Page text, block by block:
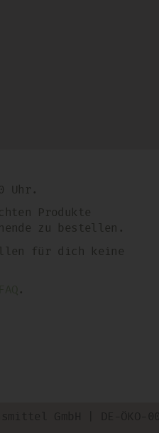
Uhr.
Produkte
zu bestellen.
für dich keine
.